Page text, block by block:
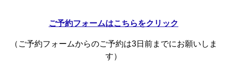
ご予約フォームはこちらをクリック
（ご予約フォームからのご予約は3日前までにお願いしま
す）